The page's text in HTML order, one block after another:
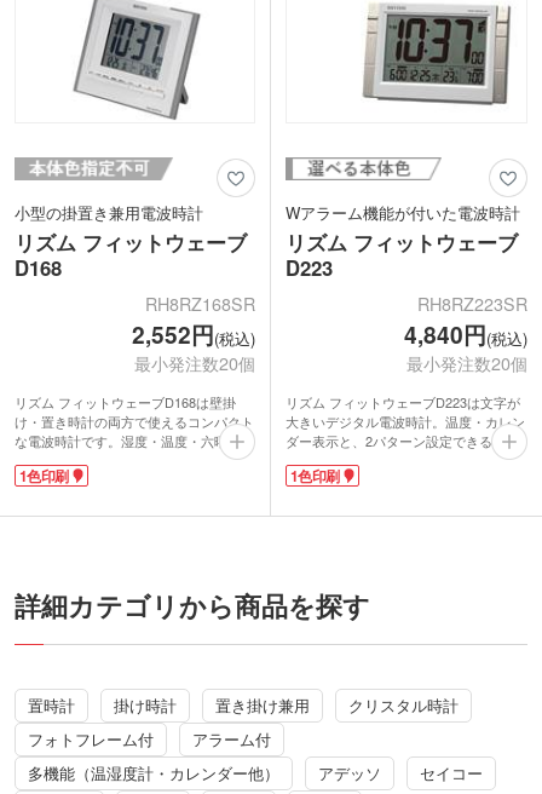
小型の掛置き兼用電波時計
リズム フィットウェーブ
D168
RH8RZ168SR
2,552円(税込)
最小発注数20個
リズム フィットウェーブD168は壁掛
け・置き時計の両方で使えるコンパクト
な電波時計です。湿度・温度・六曜表示
やアラームなど、多機能でマルチに活躍
します。操作ボタンが表面に設置してあ
リッシュな時計は、職場や自宅のリビン
業記念品や周年記念品に喜ばれます。
1色印刷
Wアラーム機能が付いた電波時計
リズム フィットウェーブ
D223
RH8RZ223SR
4,840円(税込)
最小発注数20個
リズム フィットウェーブD223は文字が
大きいデジタル電波時計。温度・カレン
ダー表示と、2パターン設定できるWア
ラーム機能付きで便利!家族で起きる時
間が違っても、1台で使えます。操作ボ
たデザインです。
品・卒業記念品にいかがでしょうか。
1色印刷
詳細カテゴリから商品を探す
置時計 掛け時計 置き掛け兼用
クリスタル時計
フォトフレーム付
アラーム付
多機能（温湿度計・カレンダー他）
アデッソ
セイコー